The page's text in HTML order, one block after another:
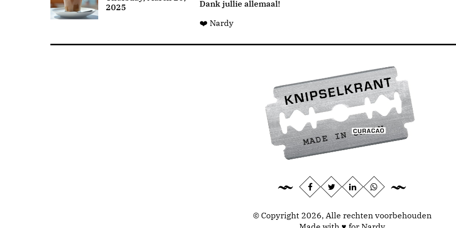
2025
Dank jullie allemaal!
❤️ Nardy
© Copyright 2026, Alle rechten voorbehouden